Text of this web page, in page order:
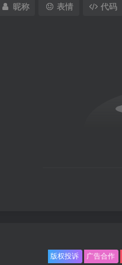
昵称 表情 代码
版权投诉 广告合作